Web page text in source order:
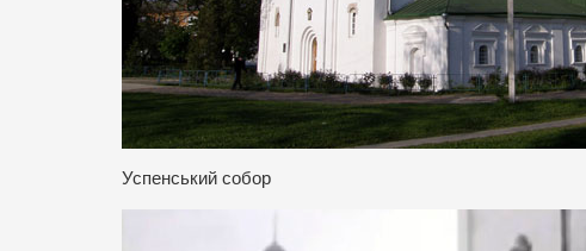
Успенський собор